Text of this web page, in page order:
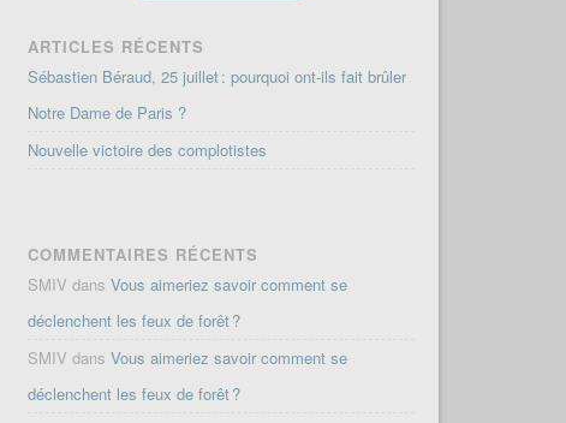
ARTICLES RÉCENTS
Sébastien Béraud, 25 juillet : pourquoi ont-ils fait brûler
Notre Dame de Paris ?
Nouvelle victoire des complotistes
COMMENTAIRES RÉCENTS
SMIV dansVous aimeriez savoir comment se
déclenchent les feux de forêt ?
SMIV dansVous aimeriez savoir comment se
déclenchent les feux de forêt ?